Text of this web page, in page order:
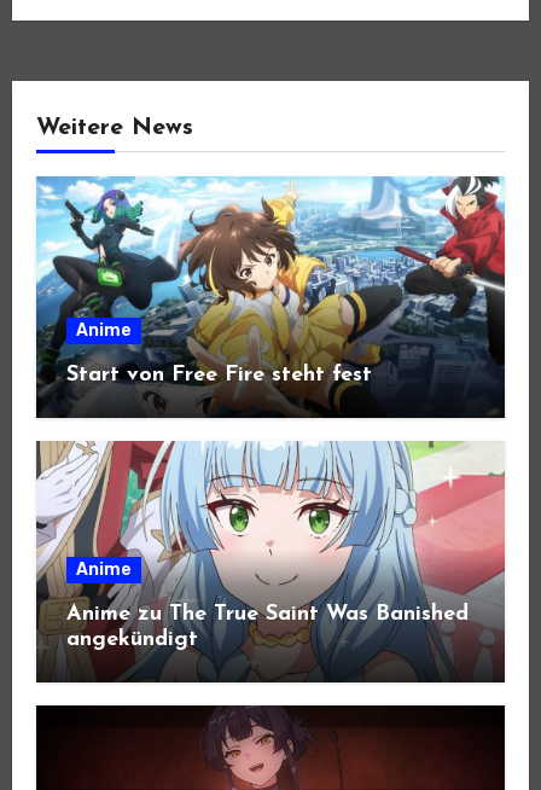
Weitere News
Anime
Start von Free Fire steht fest
Anime
Anime zu The True Saint Was Banished
angekündigt